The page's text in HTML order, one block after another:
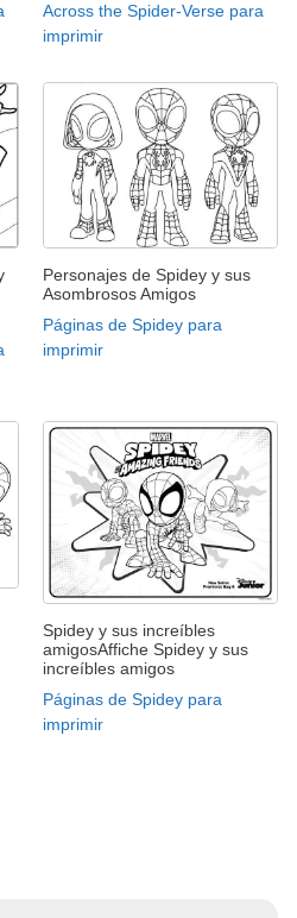
Across the Spider-Verse para
imprimir
Personajes de Spidey y sus
Asombrosos Amigos
Páginas de Spidey para
imprimir
Spidey y sus increíbles
amigosAffiche Spidey y sus
increíbles amigos
Páginas de Spidey para
imprimir